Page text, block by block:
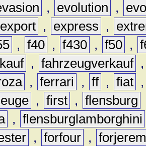
, evolution ,
export , express ,
, f40 , f430 , f50 ,
, fahrzeugverkauf
, ferrari , ff , fiat
, first , flensburg
, flensburglamborghini
, forfour ,